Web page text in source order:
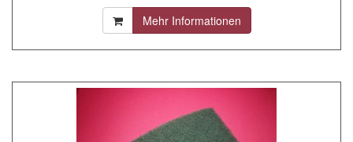
Mehr Informationen